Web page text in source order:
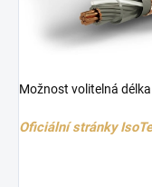
Možnost volitelná
Oficiální stránky